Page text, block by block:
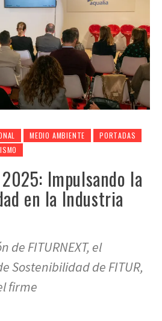
MEDIO AMBIENTE
PORTADAS
2025: Impulsando la
en la Industria
de FITURNEXT, el
Sostenibilidad de FITUR,
firme